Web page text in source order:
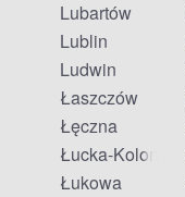
Lubartów
Lublin
Ludwin
Łaszczów
Łęczna
Łucka-Kolonia
Łukowa